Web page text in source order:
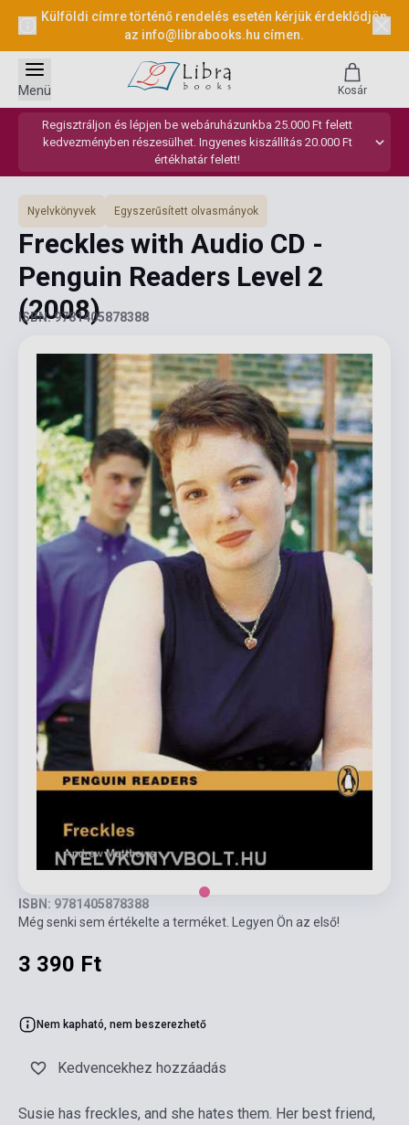
Külföldi címre történő rendelés esetén kérjük érdeklődjön
az info@librabooks.hu címen.
Regisztráljon és lépjen be webáruházunkba 25.000 Ft felett
kedvezményben részesülhet. Ingyenes kiszállítás 20.000 Ft
értékhatár felett!
Menü Kosár
Nyelvkönyvek Egyszerűsített olvasmányok
Freckles with Audio CD -
Penguin Readers Level 2
(2008)
ISBN: 9781405878388
ISBN: 9781405878388
Még senki sem értékelte a terméket. Legyen Ön az első!
3 390 Ft
Nem kapható, nem beszerezhető
Kedvencekhez hozzáadás
Susie has freckles, and she hates them. Her best friend,